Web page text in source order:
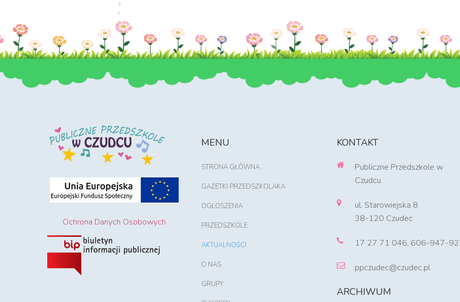
Ochrona Danych Osobowych
MENU
STRONA GŁÓWNA
GAZETKI PRZEDSZKOLAKA
OGŁOSZENIA
PRZEDSZKOLE
AKTUALNOŚCI
O NAS
GRUPY
KONTAKT
Publiczne Przedszkole w
Czudcu
ul. Starowiejska 8
38-120 Czudec
17 27 71 046, 606-947-
ppczudec@czudec.pl
ARCHIWUM